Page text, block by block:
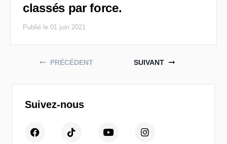
classés par force.
Publié le 01 juin 2021
Posts navigation
PRÉCÉDENT SUIVANT
Suivez-nous